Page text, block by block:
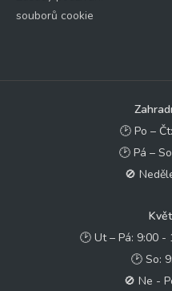
souborů cookie
🕑 Po –
🕑 Pá –
🚫
🕑 Ut – Pá: 9:00 -
🕑 So:
🚫 Ne -